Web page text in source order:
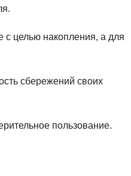
с целью накопления, а для
сбережений своих
пользование.